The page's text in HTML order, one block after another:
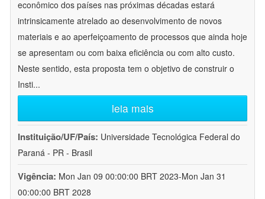
econômico dos países nas próximas décadas estará
intrinsicamente atrelado ao desenvolvimento de novos
materiais e ao aperfeiçoamento de processos que ainda hoje
se apresentam ou com baixa eficiência ou com alto custo.
Neste sentido, esta proposta tem o objetivo de construir o
Insti...
leia mais
Instituição/UF/País: Universidade Tecnológica Federal do
Paraná - PR - Brasil
Vigência: Mon Jan 09 00:00:00 BRT 2023-Mon Jan 31
00:00:00 BRT 2028